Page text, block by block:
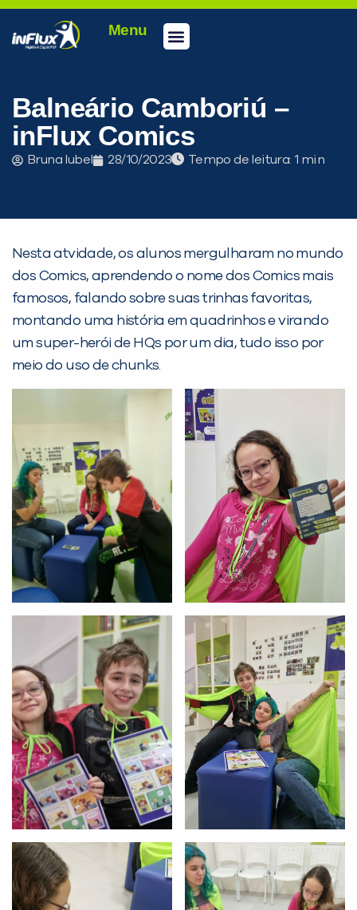
Menu
Balneário Camboriú –
inFlux Comics
Bruna Iubel 28/10/2023 Tempo de leitura:
Nesta atvidade, os alunos mergulharam no mundo
dos Comics, aprendendo o nome dos Comics mais
famosos, falando sobre suas trinhas favoritas,
montando uma história em quadrinhos e virando
um super-herói de HQs por um dia, tudo isso por
meio do uso de chunks.
PEÇA UMA DEMONSTRAÇÃO DE MÉTODO
Não encontramos nenhuma unidade
inFlux nesta cidade ou bairro que
Preencha com seus dados abaixo e
já vamos te colocar em contato
com a:
Você é aluno inFlux?